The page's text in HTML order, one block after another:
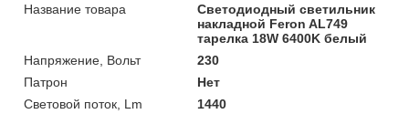
Название товара
Светодиодный светильник
накладной Feron AL749
тарелка 18W 6400K белый
Напряжение, Вольт
230
Патрон
Нет
Световой поток, Lm
1440